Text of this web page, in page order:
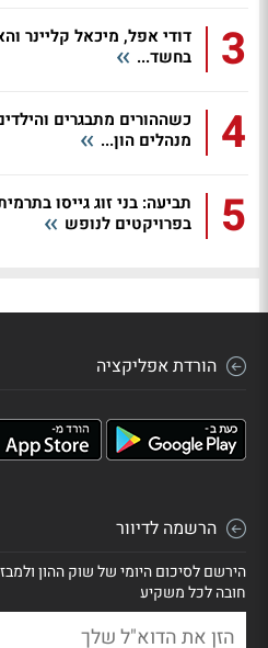
3
דודי אפל, מיכאל קליינר
בחשד...
4
כשההורים מתבגרים
מנהלים הון...
5
תביעה: בני זוג גייסו
בפרויקטים לנופש
הורדת אפליקציה
הרשמה לדיוור
הירשם לסיכום היומי של שוק ההון
חובה לכל משקיע